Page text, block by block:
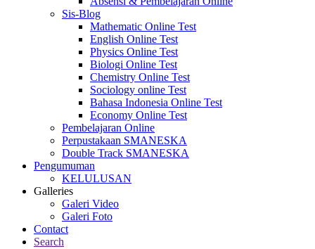
Sis-Blog
Mathematic Online Test
English Online Test
Physics Online Test
Biologi Online Test
Chemistry Online Test
Sociology online Test
Bahasa Indonesia Online Test
Economy Online Test
Pembelajaran Online
Perpustakaan SMANESKA
Double Track SMANESKA
Pengumuman
KELULUSAN
Galleries
Galeri Video
Galeri Foto
Contact
Search